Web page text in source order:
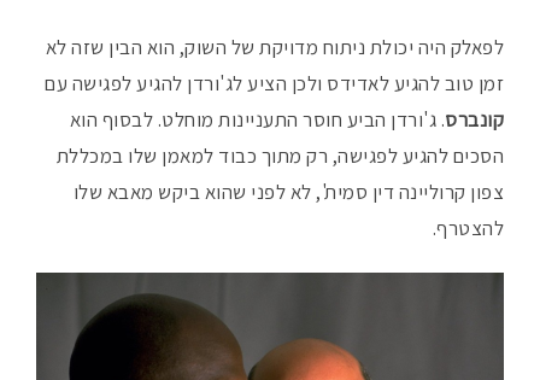
לפאלק היה יכולת ניתוח מדויקת של השוק, הוא הבין שזה לא
זמן טוב להגיע לאדידס ולכן הציע לג'ורדן להגיע לפגישה עם
קונברס. ג'ורדן הביע חוסר התעניינות מוחלט. לבסוף הוא
הסכים להגיע לפגישה, רק מתוך כבוד למאמן שלו במכללת
צפון קרוליינה דין סמית', לא לפני שהוא ביקש מאבא שלו
להצטרף.